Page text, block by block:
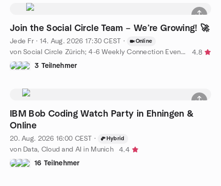
Join the Social Circle Team – We’re Growing! 🚀
Jede Fr· 14. Aug. 2026 17:30 CEST · Online
von Social Circle Zürich; 4-6 Weekly Connection Events for You💙
4.8
3 Teilnehmer
IBM Bob Coding Watch Party in Ehningen &
Online
20. Aug. 2026 16:00 CEST · Hybrid
von Data, Cloud and AI in Munich
4.4
16 Teilnehmer